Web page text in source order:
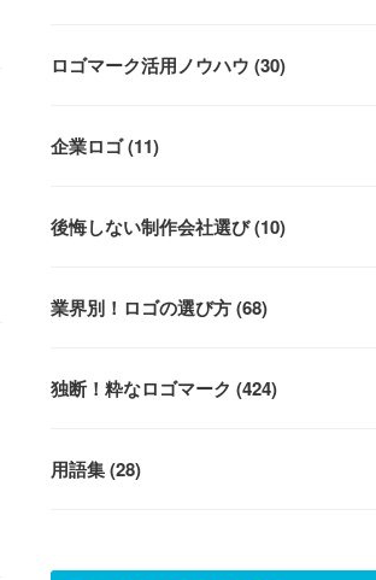
ロゴマーク活用ノウハウ (30)
企業ロゴ (11)
後悔しない制作会社選び (10)
業界別！ロゴの選び方 (68)
独断！粋なロゴマーク (424)
用語集 (28)